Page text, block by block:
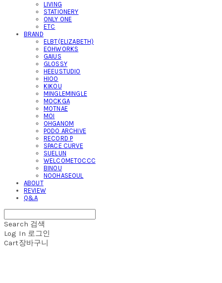
LIVING
STATIONERY
ONLY ONE
ETC
BRAND
ELBT(ELIZABETH)
EOHWORKS
GAIUS
GLOSSY
HEEUSTUDIO
HIOO
KIKOU
MINGLEMINGLE
MOCKGA
MOTNAE
MOI
OHGANOM
PODO ARCHIVE
RECORD P
SPACE CURVE
SUELUN
WELCOMETOCCC
BINOU
NOOHASEOUL
ABOUT
REVIEW
Q&A
Search 검색
Log In 로그인
Cart장바구니